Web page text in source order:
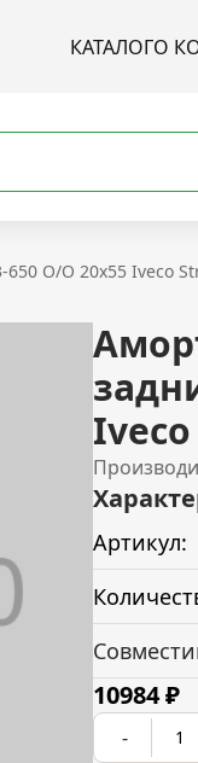
КАТАЛОГО
О/О 20х55 Iveco
Iveco
Артикул:
10984₽
-